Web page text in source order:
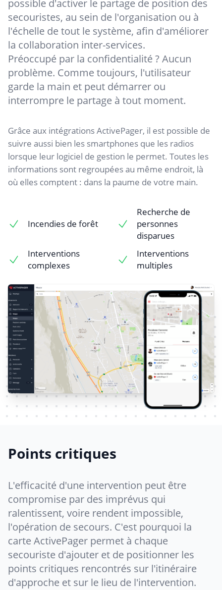
possible d'activer le partage de position des
secouristes, au sein de l'organisation ou à
l'échelle de tout le système, afin d'améliorer
la collaboration inter-services.
Préoccupé par la confidentialité ? Aucun
problème. Comme toujours, l'utilisateur
garde la main et peut démarrer ou
interrompre le partage à tout moment.
Grâce aux intégrations ActivePager, il est possible de
suivre aussi bien les smartphones que les radios
lorsque leur logiciel de gestion le permet. Toutes les
informations sont regroupées au même endroit, là
où elles comptent : dans la paume de votre main.
Incendies de forêt
Recherche de
personnes
disparues
Interventions
complexes
Interventions
multiples
Points critiques
L'efficacité d'une intervention peut être
compromise par des imprévus qui
ralentissent, voire rendent impossible,
l'opération de secours. C'est pourquoi la
carte ActivePager permet à chaque
secouriste d'ajouter et de positionner les
points critiques rencontrés sur l'itinéraire
d'approche et sur le lieu de l'intervention.